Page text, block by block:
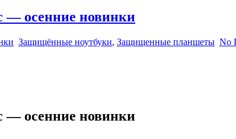
осенние новинки
Защищённые ноутбуки, Защищенные планшеты No
осенние новинки